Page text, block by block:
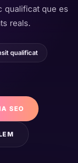
qualificat que es
reals.
qualificat
SEO